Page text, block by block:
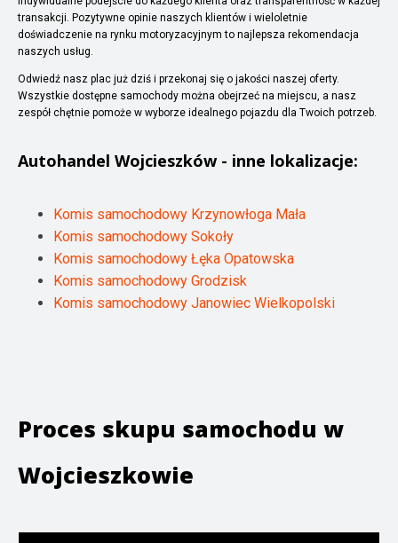
transakcji. Pozytywne opinie naszych klientów i wieloletnie
doświadczenie na rynku motoryzacyjnym to najlepsza rekomendacja
naszych usług.
Odwiedź nasz plac już dziś i przekonaj się o jakości naszej oferty.
Wszystkie dostępne samochody można obejrzeć na miejscu, a nasz
zespół chętnie pomoże w wyborze idealnego pojazdu dla Twoich potrzeb.
Autohandel Wojcieszków - inne lokalizacje:
Komis samochodowy Krzynowłoga Mała
Komis samochodowy Sokoły
Komis samochodowy Łęka Opatowska
Komis samochodowy Grodzisk
Komis samochodowy Janowiec Wielkopolski
Proces skupu samochodu w
Wojcieszkowie